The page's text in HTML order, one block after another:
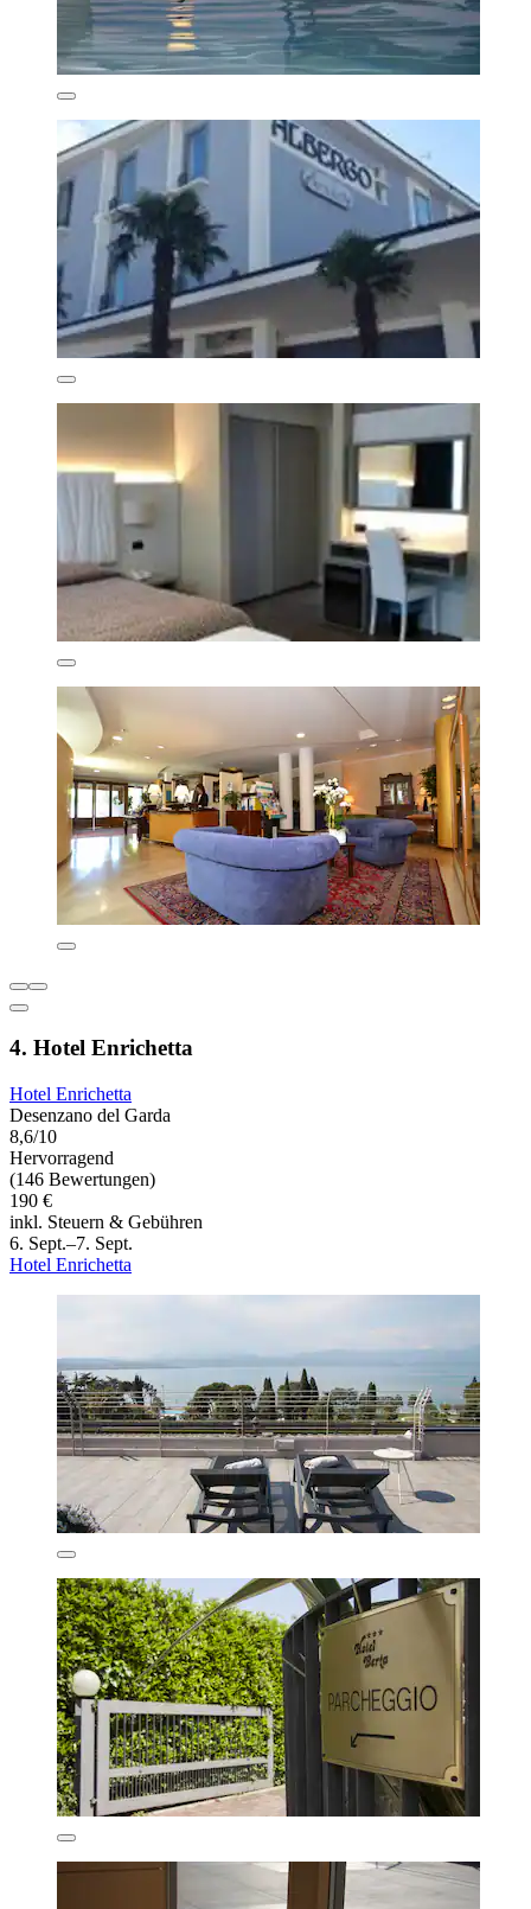
4. Hotel Enrichetta
Hotel Enrichetta
Desenzano del Garda
8,6/10
Hervorragend
(146 Bewertungen)
190 €
inkl. Steuern & Gebühren
6. Sept.–7. Sept.
Hotel Enrichetta